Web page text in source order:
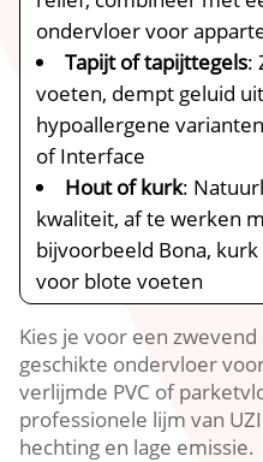
ondervloer voor
Tapijt of tapijttegels:
voeten, dempt geluid
hypoallergene
of Interface
Hout of kurk:
kwaliteit, af te werken
bijvoorbeeld Bona,
voor blote voeten
Kies je voor een
geschikte ondervloer
verlijmde PVC of
professionele lijm van
hechting en lage emissie.​